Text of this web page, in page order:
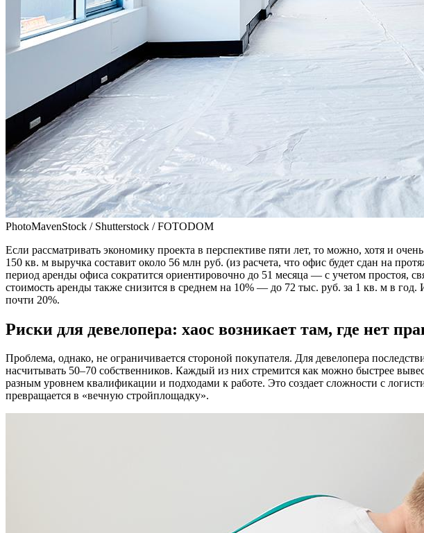
PhotoMavenStock / Shutterstock / FOTODOM
Если рассматривать экономику проекта в перспективе пяти лет, то можно, хотя и
150 кв. м выручка составит около 56 млн руб. (из расчета, что офис будет сдан на
период аренды офиса сократится ориентировочно до 51 месяца — с учетом простоя,
стоимость аренды также снизится в среднем на 10% — до 72 тыс. руб. за 1 кв. м в год.
почти 20%.
Риски для девелопера: хаос возникает там, где нет
Проблема, однако, не ограничивается стороной покупателя. Для девелопера
насчитывать 50–70 собственников. Каждый из них стремится как можно быстрее
разным уровнем квалификации и подходами к работе. Это создает сложности с
превращается в «вечную стройплощадку».